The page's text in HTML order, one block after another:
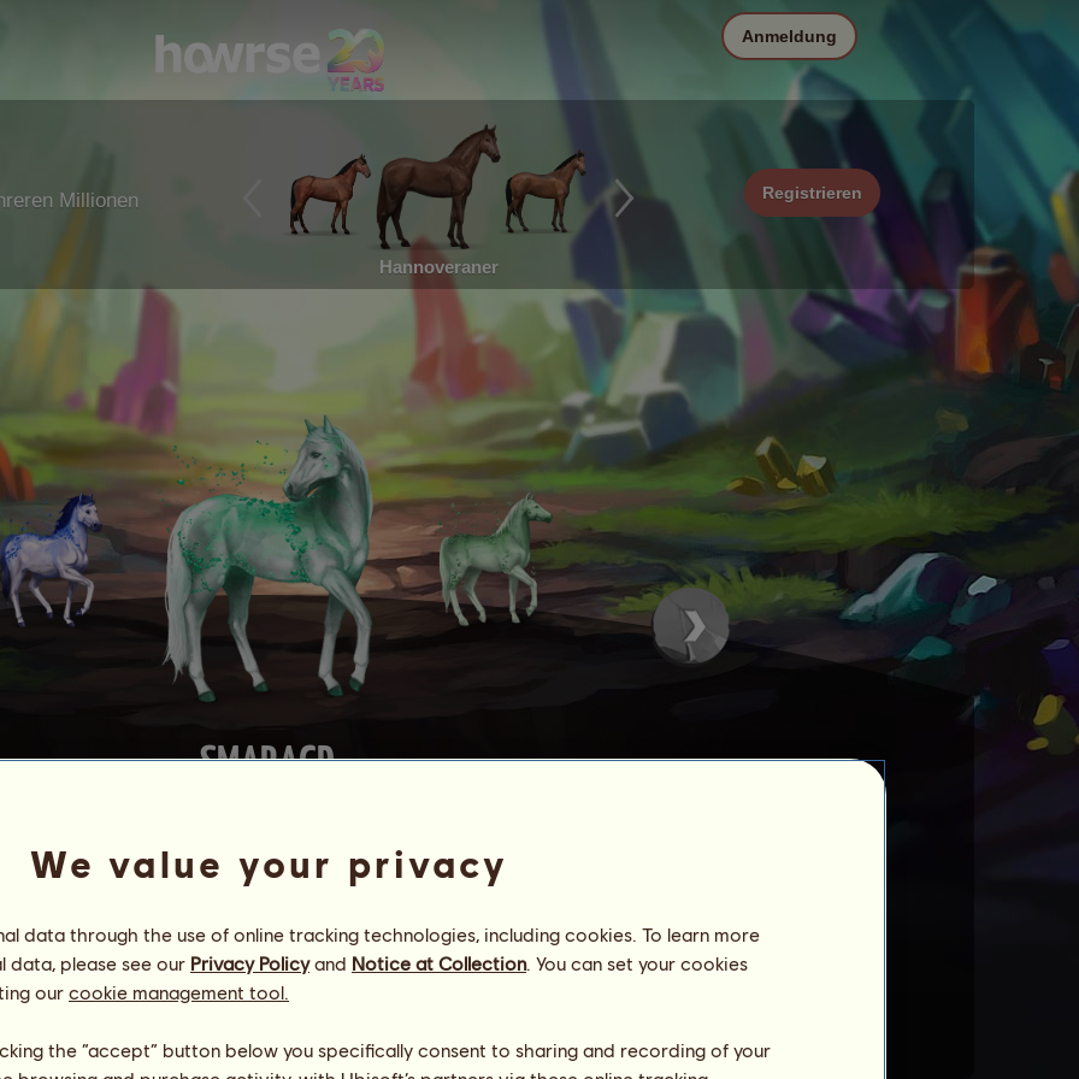
Millionen
Hannoveraner
Registrieren
Anmeldung
SMARAGD
und dann Topaszur Welt bringen.
mit Hilfe von Pässen verbessern.
We value your privacy
data through the use of online tracking technologies, including cookies. To learn more
data, please see our Privacy Policyand Notice at Collection. You can set your cookies
our cookie management tool.
the “accept” button below you specifically consent to sharing and recording of your